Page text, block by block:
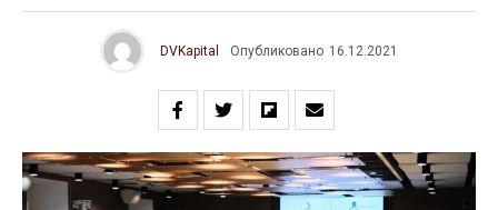
DVKapital Опубликовано 16.12.2021